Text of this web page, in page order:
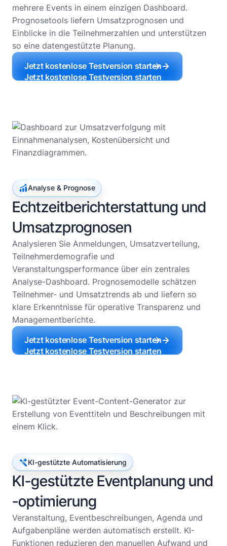
mehrere Events in einem einzigen Dashboard.
Prognosetools liefern Umsatzprognosen und
Einblicke in die Teilnehmerzahlen und unterstützen
so eine datengestützte Planung.
Jetzt kostenlose Testversion starten
Jetzt kostenlose Testversion starten
Analyse & Prognose
Echtzeitberichterstattung und
Umsatzprognosen
Analysieren Sie Anmeldungen, Umsatzverteilung,
Teilnehmerdemografie und
Veranstaltungsperformance über ein zentrales
Analyse-Dashboard. Prognosemodelle schätzen
Teilnehmer- und Umsatztrends ab und liefern so
klare Erkenntnisse für operative Transparenz und
Managementberichte.
Jetzt kostenlose Testversion starten
Jetzt kostenlose Testversion starten
KI-gestützte Automatisierung
KI-gestützte Eventplanung und
-optimierung
Veranstaltung, Eventbeschreibungen, Agenda und
Aufgabenpläne werden automatisch erstellt. KI-
Funktionen reduzieren den manuellen Aufwand und